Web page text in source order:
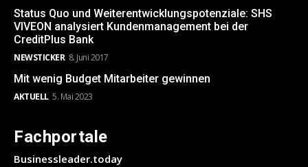
Status Quo und Weiterentwicklungspotenziale: SHS
VIVEON analysiert Kundenmanagement bei der
CreditPlus Bank
NEWSTICKER 8. Juni 2017
Mit wenig Budget Mitarbeiter gewinnen
AKTUELL 5. Mai 2023
Fachportale
Businessleader.today